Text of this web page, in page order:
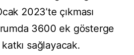
2023’te çıkması
3600 ek gösterge
katkı sağlayacak.